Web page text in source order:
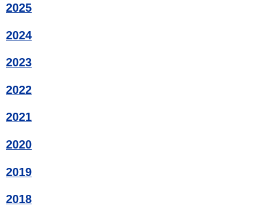
2025
2024
2023
2022
2021
2020
2019
2018